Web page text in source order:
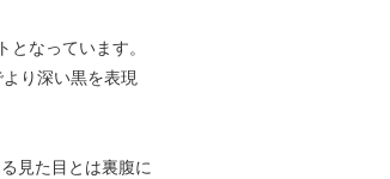
なっています。
り深い黒を表現
見た目とは裏腹に